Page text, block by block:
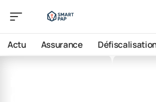
Actu Assurance